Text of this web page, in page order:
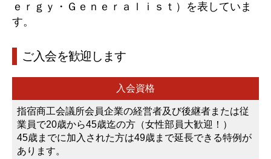
ｅｒｇｙ・Ｇｅｎｅｒａｌｉｓｔ）を表していま
す。
ご入会を歓迎します
入会資格
指宿商工会議所会員企業の経営者及び後継者または従
業員で20歳から45歳迄の方（女性部員大歓迎！）
45歳までに加入された方は49歳まで延長できる特例が
あります。